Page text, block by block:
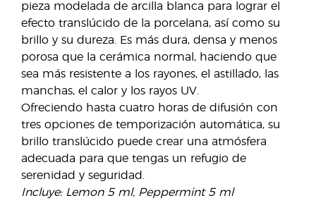
pieza modelada de arcilla blanca para lograr el
efecto translúcido de la porcelana, así como su
brillo y su dureza. Es más dura, densa y menos
porosa que la cerámica normal, haciendo que
sea más resistente a los rayones, el astillado, las
manchas, el calor y los rayos UV.
Ofreciendo hasta cuatro horas de difusión con
tres opciones de temporización automática, su
brillo translúcido puede crear una atmósfera
adecuada para que tengas un refugio de
serenidad y seguridad.
Incluye: Lemon 5 ml, Peppermint 5 ml